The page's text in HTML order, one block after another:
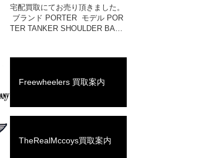
宅配買取にてお売り頂きました。
ブランド PORTER モデル POR
TER TANKER SHOULDER BAG
年に誕生したPO […]
Freewheelers 買取案内
TheRealMccoys買取案内